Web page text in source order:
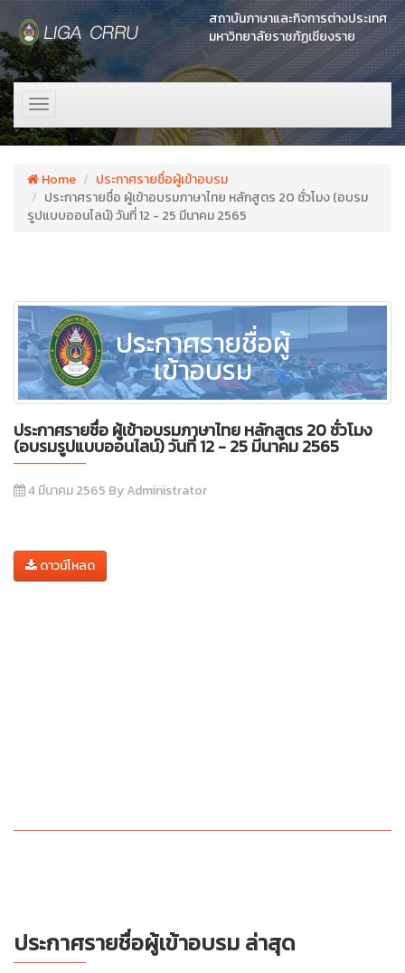
สถาบันภาษาและกิจการต่างประเทศ
มหาวิทยาลัยราชภัฏเชียงราย
Toggle
navigation
Home
ประกาศรายชื่อผู้เข้าอบรม
ประกาศรายชื่อ ผู้เข้าอบรมภาษาไทย หลักสูตร 20 ชั่วโมง (อบรม
รูปแบบออนไลน์) วันที่ 12 - 25 มีนาคม 2565
ประกาศรายชื่อผู้
เข้าอบรม
ประกาศรายชื่อ ผู้เข้าอบรมภาษาไทย หลักสูตร 20 ชั่วโมง
(อบรมรูปแบบออนไลน์) วันที่ 12 - 25 มีนาคม 2565
4 มีนาคม 2565 By Administrator
ดาวน์โหลด
ประกาศรายชื่อผู้เข้าอบรม ล่าสุด